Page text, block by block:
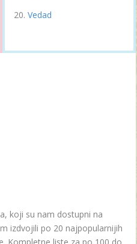
Vedad
koji su nam dostupni na
izdvojili po 20 najpopularnijih